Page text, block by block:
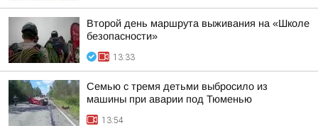
Второй день маршрута выживания на «Школе
безопасности»
13:33
Семью с тремя детьми выбросило из
машины при аварии под Тюменью
13:54